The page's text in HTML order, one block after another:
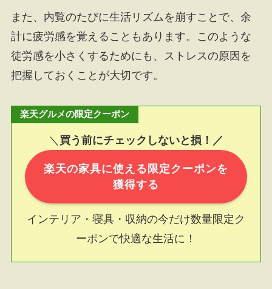
また、内覧のたびに生活リズムを崩すことで、余
計に疲労感を覚えることもあります。このような
徒労感を小さくするためにも、ストレスの原因を
把握しておくことが大切です。
楽天グルメの限定クーポン
＼ 買う前にチェックしないと損！／
楽天の家具に使える限定クーポンを
獲得する
インテリア・寝具・収納の今だけ数量限定ク
ーポンで快適な生活に！